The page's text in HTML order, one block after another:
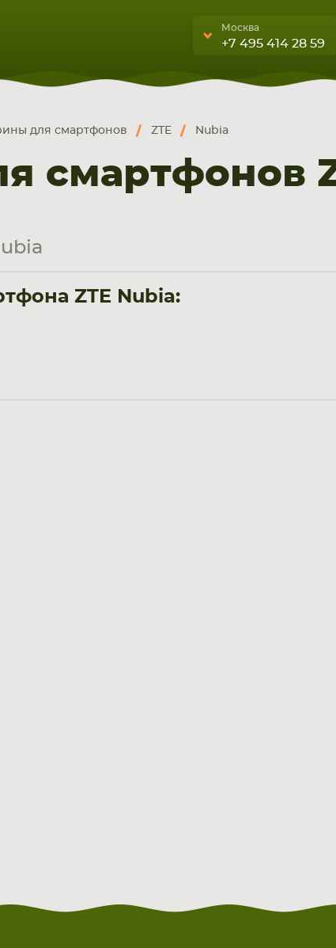
Москва
+7 495 414 28 59
Семеновская)
5 мин. ходьбы от ст.м.
“Семеновская”
для смартфонов ZTE Nubia
смартфонов
ZTE Nubia: